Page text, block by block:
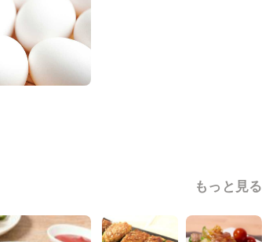
もっと見る